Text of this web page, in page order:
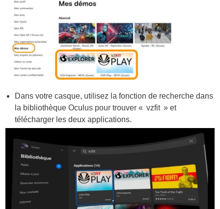
Dans votre casque, utilisez la fonction de recherche dans
la bibliothèque Oculus pour trouver « vzfit » et
télécharger les deux applications.